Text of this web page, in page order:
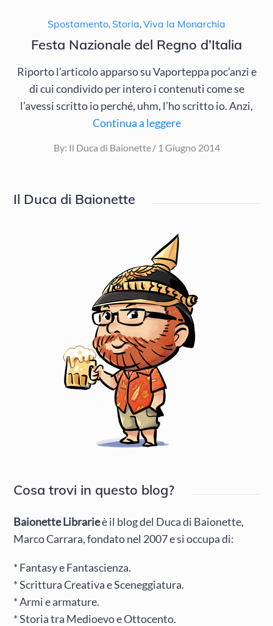
Spostamento, Storia,Viva la Monarchia
Festa Nazionale del Regno d’Italia
Riporto l’articolo apparso su Vaporteppa poc’anzi e
di cui condivido per intero i contenuti come se
l’avessi scritto io perché, uhm, l’ho scritto io. Anzi,
Continua a leggere
By: Il Duca di Baionette
Posted
1 Giugno 2014
Il Duca di Baionette
Cosa trovi in questo blog?
Baionette Librarieè il blog del Duca di Baionette,
Marco Carrara, fondato nel 2007 e si occupa di:
* Fantasy e Fantascienza.
* Scrittura Creativa e Sceneggiatura.
* Armi e armature.
* Storia tra Medioevo e Ottocento.